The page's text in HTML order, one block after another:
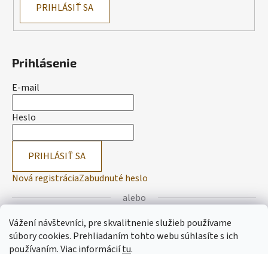
Vážení návštevníci, pre skvalitnenie služieb používame
súbory cookies. Prehliadaním tohto webu súhlasíte s ich
používaním.Viac informáciítu.
PRIHLÁSIŤ SA
Prihlásenie
E-mail
Heslo
PRIHLÁSIŤ SA
Nová registráciaZabudnuté heslo
alebo
Prihlásiť sa cez Facebook